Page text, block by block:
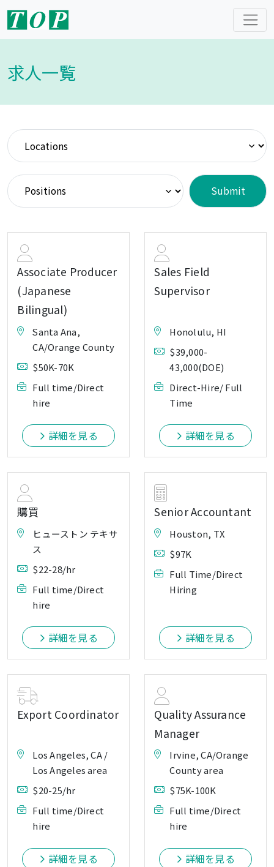
求人一覧
Associate Producer
(Japanese
Bilingual)
Santa Ana,
CA/Orange County
$50K-70K
Full time/Direct
hire
詳細を見る
Sales Field
Supervisor
Honolulu, HI
$39,000-
43,000(DOE)
Direct-Hire/ Full
Time
詳細を見る
購買
ヒューストン テキサ
ス
$22-28/hr
Full time/Direct
hire
詳細を見る
Senior Accountant
Houston, TX
$97K
Full Time/Direct
Hiring
詳細を見る
Export Coordinator
Los Angeles, CA /
Los Angeles area
$20-25/hr
Full time/Direct
hire
詳細を見る
Quality Assurance
Manager
Irvine, CA/Orange
County area
$75K-100K
Full time/Direct
hire
詳細を見る